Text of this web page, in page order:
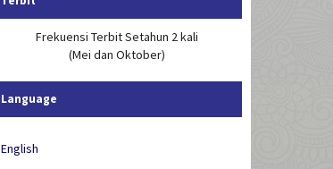
Frekuensi Terbit Setahun 2 kali
(Mei dan Oktober)
Language
English